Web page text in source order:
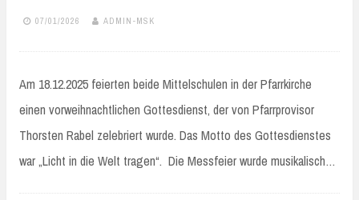
07/01/2026 ADMIN-MSK
Am 18.12.2025 feierten beide Mittelschulen in der Pfarrkirche
einen vorweihnachtlichen Gottesdienst, der von Pfarrprovisor
Thorsten Rabel zelebriert wurde. Das Motto des Gottesdienstes
war „Licht in die Welt tragen“. Die Messfeier wurde musikalisch…